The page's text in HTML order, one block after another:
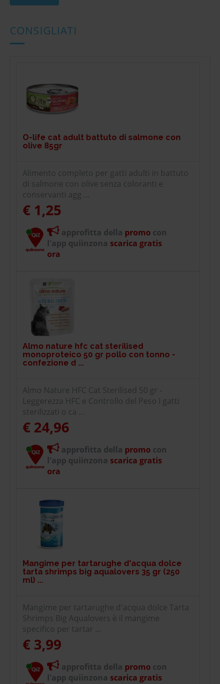
CONSIGLIATI
O-life cat adult battuto di salmone con
olive 85gr
Alimento completo per gatti adulti in battuto
di salmone con olive senza coloranti e
conservanti agg ...
€ 1,25
approfitta della promo con
l'app quiinzona scarica gratis
ora
Almo nature hfc cat sterilised
monoproteico 50 gr pollo con tonno -
confezione d ...
Almo Nature HFC Cat Sterilised 50 gr -
Leggerezza HFC e Controllo del Peso I gatti
sterilizzati o ca ...
€ 24,96
approfitta della promo con
l'app quiinzona scarica gratis
ora
Mangime per tartarughe d'acqua dolce
tarta shrimps big aqualovers 35 gr (250
ml) ...
Mangime per tartarughe d'acqua dolce Tarta
Shrimps Big Aqualovers è il mangime
specifico per tartar ...
€ 3,99
approfitta della promo con
l'app quiinzona scarica gratis